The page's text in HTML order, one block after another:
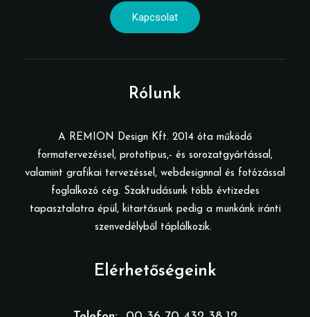
Kapcsolat
Rólunk
A REMION Design Kft. 2014 óta működő
formatervezéssel, prototípus,- és sorozatgyártással,
valamint grafikai tervezéssel, webdesignnal és fotózással
foglalkozó cég. Szaktudásunk több évtizedes
tapasztalatra épül, kitartásunk pedig a munkánk iránti
szenvedélyből táplálkozik.
Elérhetőségeink